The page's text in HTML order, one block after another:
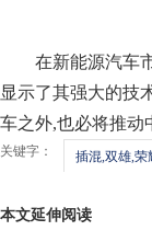
在新能源汽车
显示了其强大的技
车之外,也必将推动
关键字： 插混,双雄,荣
本文延伸阅读